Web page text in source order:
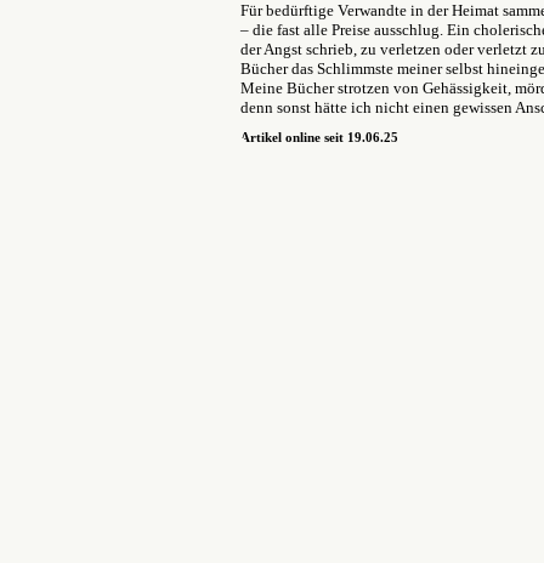
Für bedürftige Verwandte in der Heimat
– die fast alle Preise ausschlug. Ein
der Angst schrieb, zu verletzen oder verletzt
Bücher das Schlimmste meiner selbst
Meine Bücher strotzen von Gehässigkeit,
denn sonst hätte ich nicht einen gewissen
Artikel online seit 19.06.25